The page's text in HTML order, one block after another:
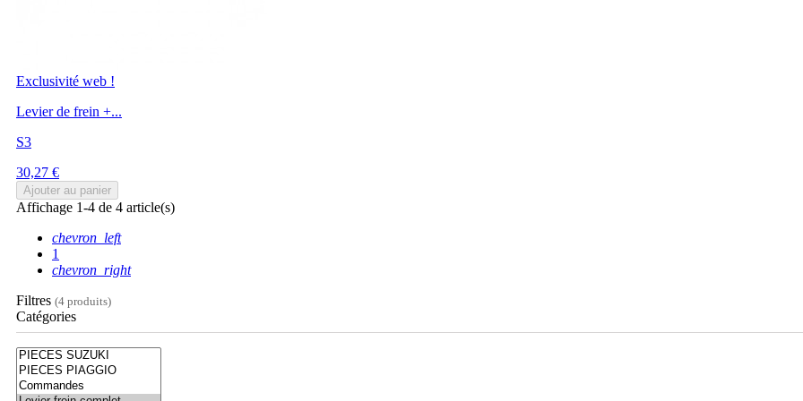
Exclusivité web !
Levier de frein +...
S3
Prix
30,27 €
Ajouter au panier
Affichage 1-4 de 4 article(s)
chevron_left
1
chevron_right
Filtres (4 produits)
Catégories